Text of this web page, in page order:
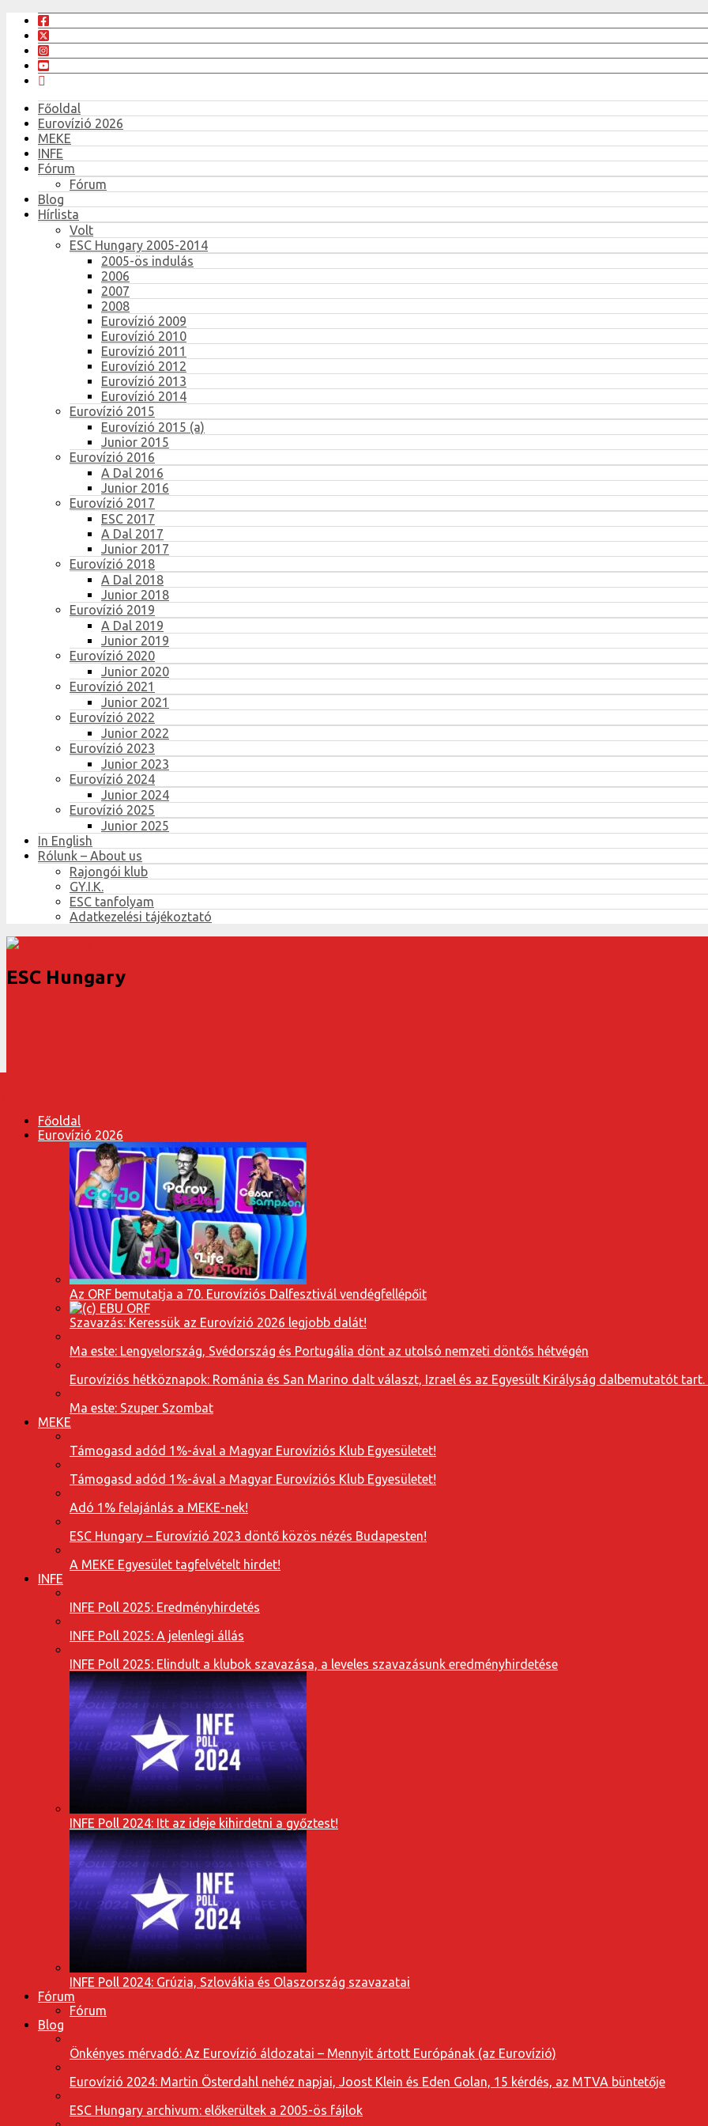
Főoldal
Eurovízió 2026
MEKE
INFE
Fórum
Fórum
Blog
Hírlista
Volt
ESC Hungary 2005-2014
2005-ös indulás
2006
2007
2008
Eurovízió 2009
Eurovízió 2010
Eurovízió 2011
Eurovízió 2012
Eurovízió 2013
Eurovízió 2014
Eurovízió 2015
Eurovízió 2015 (a)
Junior 2015
Eurovízió 2016
A Dal 2016
Junior 2016
Eurovízió 2017
ESC 2017
A Dal 2017
Junior 2017
Eurovízió 2018
A Dal 2018
Junior 2018
Eurovízió 2019
A Dal 2019
Junior 2019
Eurovízió 2020
Junior 2020
Eurovízió 2021
Junior 2021
Eurovízió 2022
Junior 2022
Eurovízió 2023
Junior 2023
Eurovízió 2024
Junior 2024
Eurovízió 2025
Junior 2025
In English
Rólunk – About us
Rajongói klub
GY.I.K.
ESC tanfolyam
Adatkezelési tájékoztató
ESC Hungary
Főoldal
Eurovízió 2026
Az ORF bemutatja a 70. Eurovíziós Dalfesztivál vendégfellépőit
Szavazás: Keressük az Eurovízió 2026 legjobb dalát!
Ma este: Lengyelország, Svédország és Portugália dönt az utolsó nemzeti döntős hétvégén
Eurovíziós hétköznapok: Románia és San Marino dalt választ, Izrael és az Egyesült Királyság dalbemutatót tart.
Ma este: Szuper Szombat
MEKE
Támogasd adód 1%-ával a Magyar Eurovíziós Klub Egyesületet!
Támogasd adód 1%-ával a Magyar Eurovíziós Klub Egyesületet!
Adó 1% felajánlás a MEKE-nek!
ESC Hungary – Eurovízió 2023 döntő közös nézés Budapesten!
A MEKE Egyesület tagfelvételt hirdet!
INFE
INFE Poll 2025: Eredményhirdetés
INFE Poll 2025: A jelenlegi állás
INFE Poll 2025: Elindult a klubok szavazása, a leveles szavazásunk eredményhirdetése
INFE Poll 2024: Itt az ideje kihirdetni a győztest!
INFE Poll 2024: Grúzia, Szlovákia és Olaszország szavazatai
Fórum
Fórum
Blog
Önkényes mérvadó: Az Eurovízió áldozatai – Mennyit ártott Európának (az Eurovízió)
Eurovízió 2024: Martin Österdahl nehéz napjai, Joost Klein és Eden Golan, 15 kérdés, az MTVA büntetője
ESC Hungary archivum: előkerültek a 2005-ös fájlok